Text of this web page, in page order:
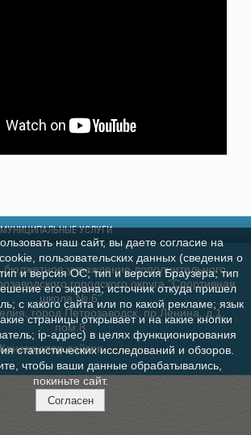
УСЛУГИ
учреждение дополнительного
городского округа "Спортивная
школа № 6"
город Петрозаводск, пр.Ленина, д.1,
пом.8
сайтовNubex.ru
наш сайт, вы даете согласие на
пользовательских данных (сведения о
и версия ОС; тип и версия Браузера; тип
его экрана; источник откуда пришел
с какого сайта или по какой рекламе; язык
страницы открывает и на какие кнопки
ip-адрес) в целях функционирования
статистических исследований и обзоров.
чтобы ваши данные обрабатывались,
покиньте сайт.
Согласен